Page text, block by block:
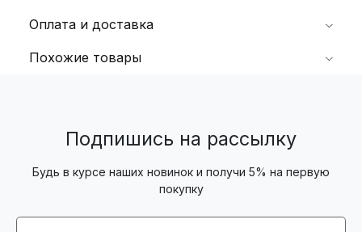
Оплата и доставка
Похожие товары
Подпишись на рассылку
Будь в курсе наших новинок и получи 5% на первую
покупку
Email